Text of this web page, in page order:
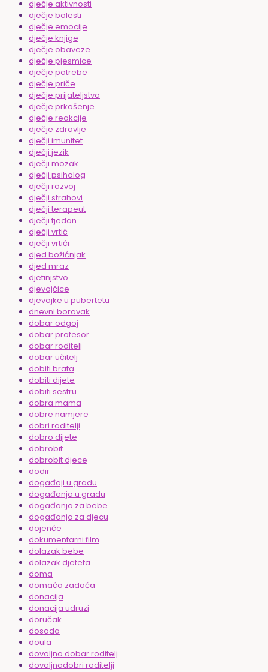
dječje aktivnosti
dječje bolesti
dječje emocije
dječje knjige
dječje obaveze
dječje pjesmice
dječje potrebe
dječje priče
dječje prijateljstvo
dječje prkošenje
dječje reakcije
dječje zdravlje
dječji imunitet
dječji jezik
dječji mozak
dječji psiholog
dječji razvoj
dječji strahovi
dječji terapeut
dječji tjedan
dječji vrtić
dječji vrtići
djed božićnjak
djed mraz
djetinjstvo
djevojčice
djevojke u pubertetu
dnevni boravak
dobar odgoj
dobar profesor
dobar roditelj
dobar učitelj
dobiti brata
dobiti dijete
dobiti sestru
dobra mama
dobre namjere
dobri roditelji
dobro dijete
dobrobit
dobrobit djece
dodir
događaji u gradu
događanja u gradu
događanja za bebe
događanja za djecu
dojenče
dokumentarni film
dolazak bebe
dolazak djeteta
doma
domaća zadaća
donacija
donacija udruzi
doručak
dosada
doula
dovoljno dobar roditelj
dovoljnodobri roditelji